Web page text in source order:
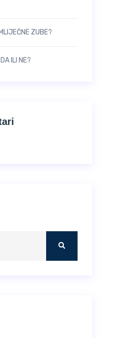
ZUBE?
ILI NE?